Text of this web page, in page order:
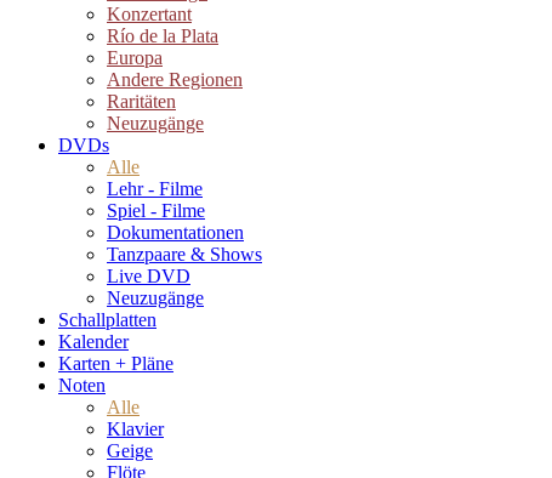
Konzertant
Río de la Plata
Europa
Andere Regionen
Raritäten
Neuzugänge
DVDs
Alle
Lehr - Filme
Spiel - Filme
Dokumentationen
Tanzpaare & Shows
Live DVD
Neuzugänge
Schallplatten
Kalender
Karten + Pläne
Noten
Alle
Klavier
Geige
Flöte